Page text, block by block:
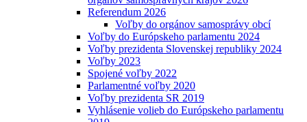
Referendum 2026
Voľby do orgánov samosprávy obcí
Voľby do Európskeho parlamentu 2024
Voľby prezidenta Slovenskej republiky 2024
Voľby 2023
Spojené voľby 2022
Parlamentné voľby 2020
Voľby prezidenta SR 2019
Vyhlásenie volieb do Európskeho parlamentu